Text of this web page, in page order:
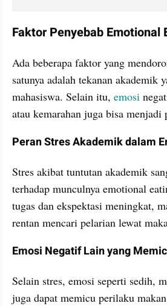
Faktor Penyebab Emotional
Ada beberapa faktor yang
satunya adalah tekanan akademik
mahasiswa. Selain itu, emosi
atau kemarahan juga bisa menjadi
Peran Stres Akademik dalam
Stres akibat tuntutan akademik
terhadap munculnya emotional
tugas dan ekspektasi meningkat,
rentan mencari pelarian lewat
Emosi Negatif Lain yang
Selain stres, emosi seperti sedih,
juga dapat memicu perilaku